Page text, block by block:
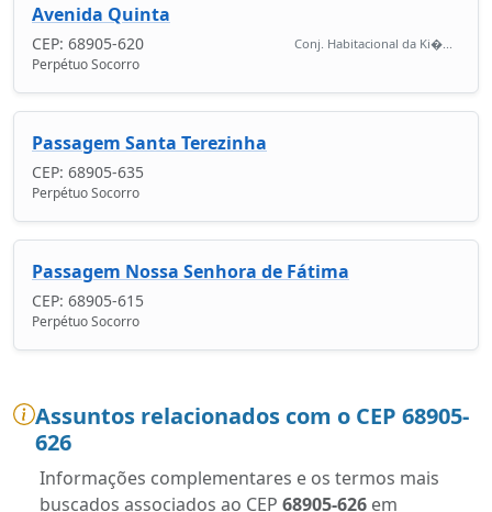
Avenida Quinta
CEP: 68905-620 Conj. Habitacional da Ki�...
Perpétuo Socorro
Passagem Santa Terezinha
CEP: 68905-635
Perpétuo Socorro
Passagem Nossa Senhora de Fátima
CEP: 68905-615
Perpétuo Socorro
Assuntos relacionados com o CEP 68905-
626
Informações complementares e os termos mais
buscados associados ao CEP 68905-626 em